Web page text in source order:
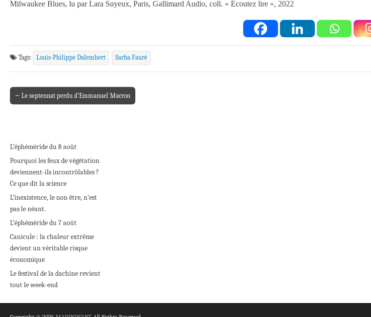
Milwaukee Blues, lu par Lara Suyeux, Paris, Gallimard Audio, coll. « Écoutez lire », 2022
Tags: Louis-Philippe Dalembert Sarha Fauré
Post navigation
← Le septennat perdu d’Emmanuel Macron
L’éphéméride du 8 août
Pourquoi les feux de végétation
deviennent-ils incontrôlables ?
Ce que dit la science
L’inexistence, le non être, n’est
pas le néant.
L’éphéméride du 7 août
Canicule : la chaleur extrême
devient un véritable risque
économique
Le festival de la dachine revient
tout le week-end